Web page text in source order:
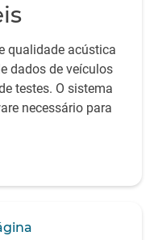
qualidade acústica
dados de veículos
testes. O sistema
necessário para